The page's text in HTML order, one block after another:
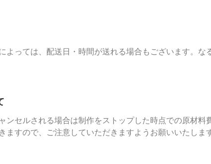
よっては、配送日・時間が送れる場合もございます。な
ンセルされる場合は制作をストップした時点での原材料
ますので、ご注意していただきますようお願いいたします